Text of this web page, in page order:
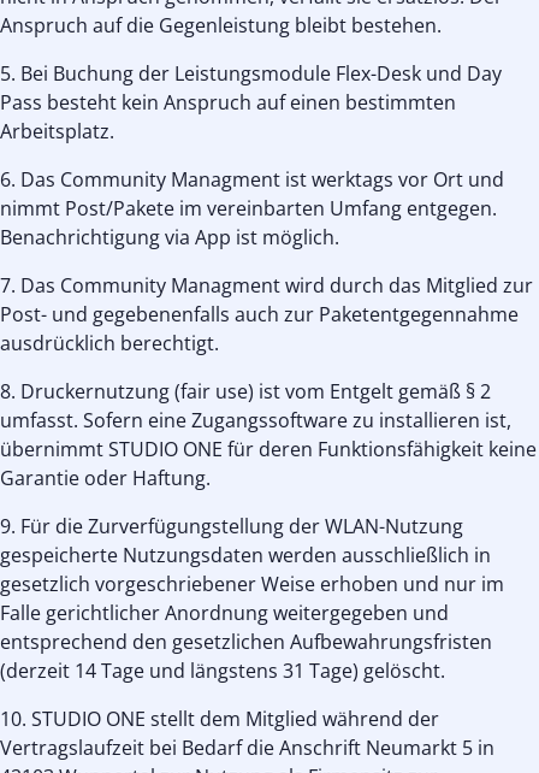
Anspruch auf die Gegenleistung bleibt bestehen.
5. Bei Buchung der Leistungsmodule Flex-Desk und Day
Pass besteht kein Anspruch auf einen bestimmten
Arbeitsplatz.
6. Das Community Managment ist werktags vor Ort und
nimmt Post/Pakete im vereinbarten Umfang entgegen.
Benachrichtigung via App ist möglich.
7. Das Community Managment wird durch das Mitglied zur
Post- und gegebenenfalls auch zur Paketentgegennahme
ausdrücklich berechtigt.
8. Druckernutzung (fair use) ist vom Entgelt gemäß § 2
umfasst. Sofern eine Zugangssoftware zu installieren ist,
übernimmt STUDIO ONE für deren Funktionsfähigkeit keine
Garantie oder Haftung.
9. Für die Zurverfügungstellung der WLAN-Nutzung
gespeicherte Nutzungsdaten werden ausschließlich in
gesetzlich vorgeschriebener Weise erhoben und nur im
Falle gerichtlicher Anordnung weitergegeben und
entsprechend den gesetzlichen Aufbewahrungsfristen
(derzeit 14 Tage und längstens 31 Tage) gelöscht.
10. STUDIO ONE stellt dem Mitglied während der
Vertragslaufzeit bei Bedarf die Anschrift Neumarkt 5 in